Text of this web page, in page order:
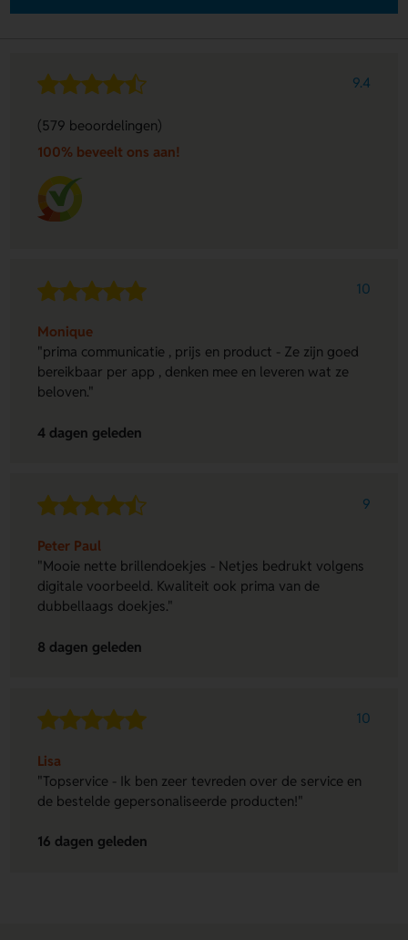
9.4
(579 beoordelingen)
100% beveelt ons aan!
10
Monique
"prima communicatie , prijs en product - Ze zijn goed
bereikbaar per app , denken mee en leveren wat ze
beloven."
4 dagen geleden
9
Peter Paul
"Mooie nette brillendoekjes - Netjes bedrukt volgens
digitale voorbeeld. Kwaliteit ook prima van de
dubbellaags doekjes."
8 dagen geleden
10
Lisa
"Topservice - Ik ben zeer tevreden over de service en
de bestelde gepersonaliseerde producten!"
16 dagen geleden